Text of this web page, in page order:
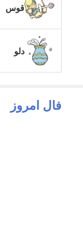
قوس
دلو
فال امروز